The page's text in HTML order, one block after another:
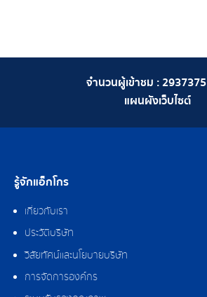
จำนวนผู้เข้าชม :2937375
แผนผังเว็บไซต์
รู้จักแอ็กโกร
เกี่ยวกับเรา
ประวัติบริษัท
วิสัยทัศน์และนโยบายบริษัท
การจัดการองค์กร